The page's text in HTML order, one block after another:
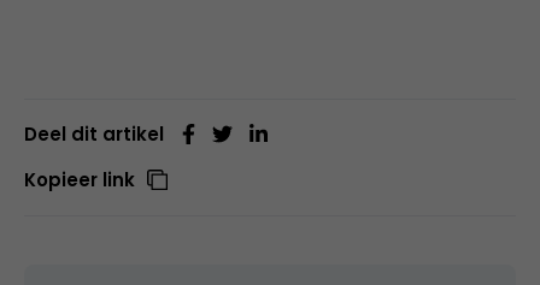
Deel dit artikel
Kopieer link